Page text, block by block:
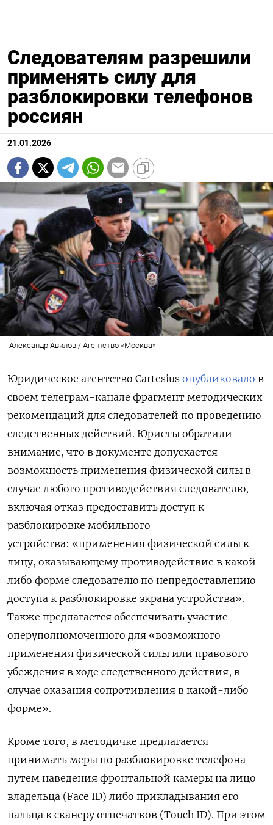
Следователям разрешили
применять силу для
разблокировки телефонов
россиян
21.01.2026
Александр Авилов / Агентство «Москва»
Юридическое агентство Cartesius опубликовало в
своем телеграм-канале фрагмент методических
рекомендаций для следователей по проведению
следственных действий. Юристы обратили
внимание, что в документе допускается
возможность применения физической силы в
случае любого противодействия следователю,
включая отказ предоставить доступ к
разблокировке мобильного
устройства: «применения физической силы к
лицу, оказывающему противодействие в какой-
либо форме следователю по непредоставлению
доступа к разблокировке экрана устройства».
Также предлагается обеспечивать участие
оперуполномоченного для «возможного
применения физической силы или правового
убеждения в ходе следственного действия, в
случае оказания сопротивления в какой-либо
форме».
Кроме того, в методичке предлагается
принимать меры по разблокировке телефона
путем наведения фронтальной камеры на лицо
владельца (Face ID) либо прикладывания его
пальца к сканеру отпечатков (Touch ID). При этом